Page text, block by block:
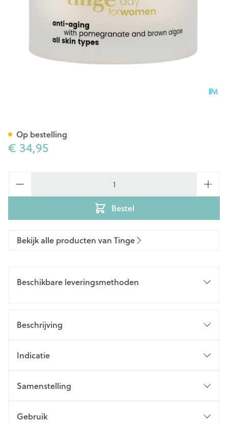
€ 34,95
Bestel
Op bestelling
Bekijk alle producten van Tinge
Beschikbare leveringsmethoden
Beschrijving
Indicatie
Samenstelling
Gebruik